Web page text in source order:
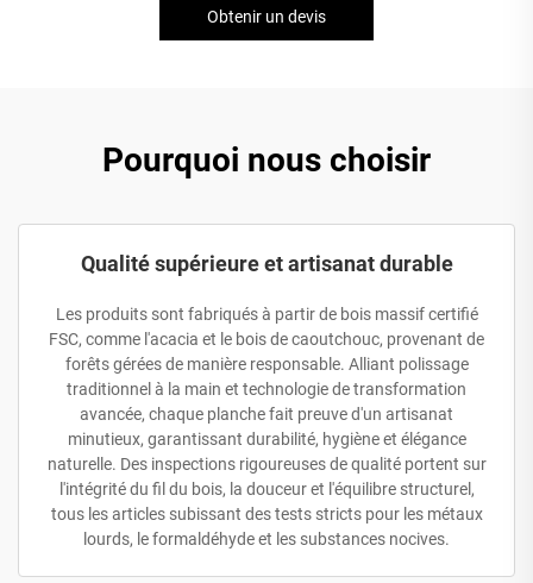
Obtenir un devis
Pourquoi nous choisir
Qualité supérieure et artisanat durable
Les produits sont fabriqués à partir de bois massif certifié
FSC, comme l'acacia et le bois de caoutchouc, provenant de
forêts gérées de manière responsable. Alliant polissage
traditionnel à la main et technologie de transformation
avancée, chaque planche fait preuve d'un artisanat
minutieux, garantissant durabilité, hygiène et élégance
naturelle. Des inspections rigoureuses de qualité portent sur
l'intégrité du fil du bois, la douceur et l'équilibre structurel,
tous les articles subissant des tests stricts pour les métaux
lourds, le formaldéhyde et les substances nocives.